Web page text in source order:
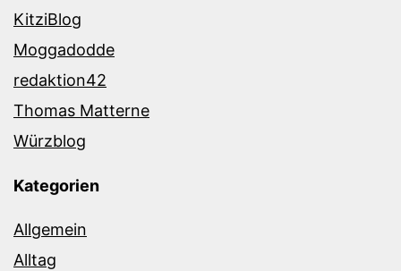
KitziBlog
Moggadodde
redaktion42
Thomas Matterne
Würzblog
Kategorien
Allgemein
Alltag